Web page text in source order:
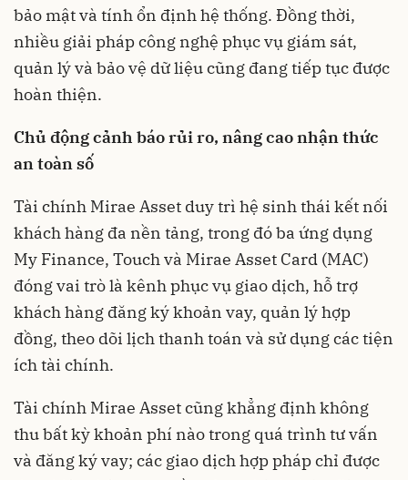
bảo mật và tính ổn định hệ thống. Đồng thời,
nhiều giải pháp công nghệ phục vụ giám sát,
quản lý và bảo vệ dữ liệu cũng đang tiếp tục được
hoàn thiện.
Chủ động cảnh báo rủi ro, nâng cao nhận thức
an toàn số
Tài chính Mirae Asset duy trì hệ sinh thái kết nối
khách hàng đa nền tảng, trong đó ba ứng dụng
My Finance, Touch và Mirae Asset Card (MAC)
đóng vai trò là kênh phục vụ giao dịch, hỗ trợ
khách hàng đăng ký khoản vay, quản lý hợp
đồng, theo dõi lịch thanh toán và sử dụng các tiện
ích tài chính.
Tài chính Mirae Asset cũng khẳng định không
thu bất kỳ khoản phí nào trong quá trình tư vấn
và đăng ký vay; các giao dịch hợp pháp chỉ được